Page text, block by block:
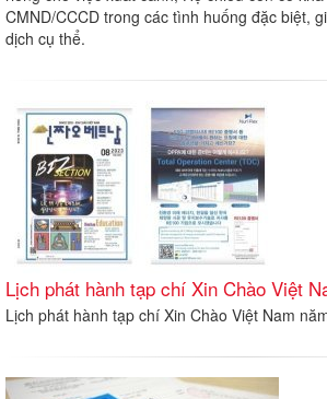
CMND/CCCD trong các tình huống đặc biệt,
dịch cụ thể.
Lịch phát hành tạp chí Xin Chào Việt
Lịch phát hành tạp chí Xin Chào Việt Nam